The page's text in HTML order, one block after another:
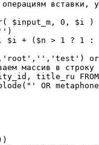
or
массив в строку
city_id, title_ru